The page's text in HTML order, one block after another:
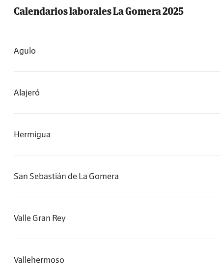
Calendarios laborales La Gomera 2025
Agulo
Alajeró
Hermigua
San Sebastián de La Gomera
Valle Gran Rey
Vallehermoso